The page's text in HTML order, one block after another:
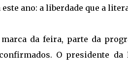
ano: a liberdade que a
da feira, parte da
O presidente da